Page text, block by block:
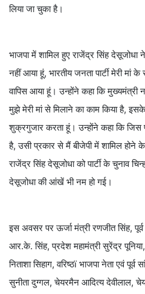
लिया जा चुका है।
भाजपा में शामिल हुए राजेंद्र सिंह
नहीं आया हूं, भारतीय जनता पार्टी मेरी मां
वापिस आया हूं। उन्होंने कहा कि मुख्यमंत्री
मुझे मेरी मां से मिलाने का काम किया है,
शुक्रगुजार करता हूं। उन्होंने कहा कि जिस
है, उसी प्रकार से मैं बीजेपी में शामिल होने
राजेंद्र सिंह देसूजोधा को पार्टी के चुनाव
देसूजोधा की आंखें भी नम हो गई।
इस अवसर पर ऊर्जा मंत्री रणजीत सिंह,
आर.के. सिंह, प्रदेश महामंत्री सुरेंद्र
निताशा सिहाग, वरिष्ठï भाजपा नेता एवं
सुनीता दुग्गल, चेयरमैन आदित्य देवीलाल,